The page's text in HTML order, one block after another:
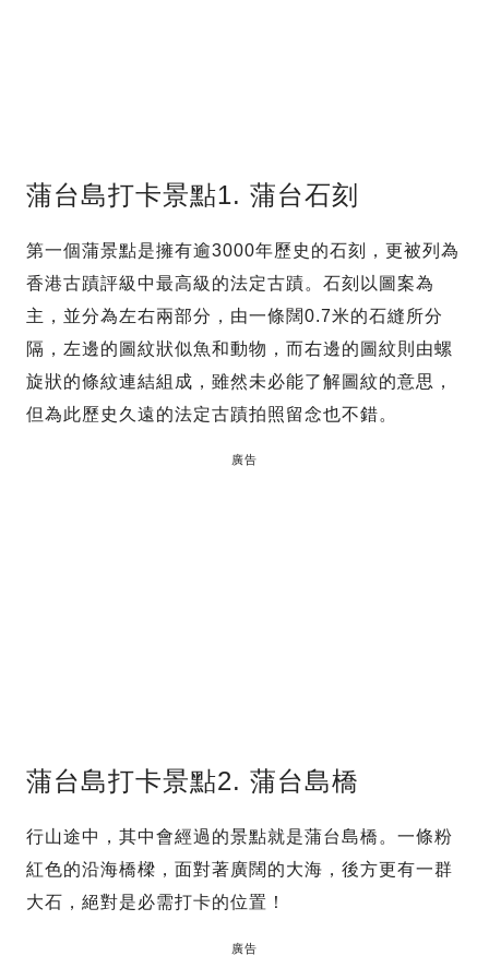
蒲台島打卡景點1. 蒲台石刻
第一個蒲景點是擁有逾3000年歷史的石刻，更被列為
香港古蹟評級中最高級的法定古蹟。石刻以圖案為
主，並分為左右兩部分，由一條闊0.7米的石縫所分
隔，左邊的圖紋狀似魚和動物，而右邊的圖紋則由螺
旋狀的條紋連結組成，雖然未必能了解圖紋的意思，
但為此歷史久遠的法定古蹟拍照留念也不錯。
廣告
蒲台島打卡景點2. 蒲台島橋
行山途中，其中會經過的景點就是蒲台島橋。一條粉
紅色的沿海橋樑，面對著廣闊的大海，後方更有一群
大石，絕對是必需打卡的位置！
廣告